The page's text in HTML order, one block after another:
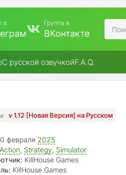
в Группа в
ВКонтакте
С русской озвучкойF.A.Q.
v 1.12 [Новая Версия] на Русском
февраля 2025
Action, Strategy, Simulator
KillHouse Games
KillHouse Games